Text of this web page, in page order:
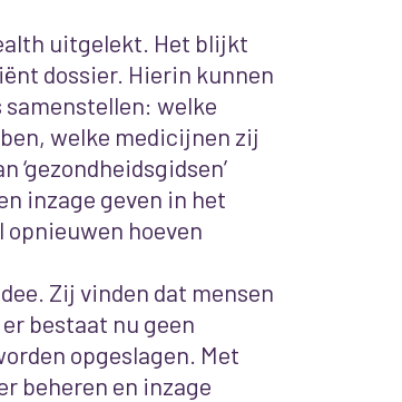
uitgelekt. Het blijkt
dossier. Hierin kunnen
welke
welke medicijnen zij
‘gezondheidsgidsen’
inzage geven in het
opnieuwen hoeven
Zij vinden dat mensen
bestaat nu geen
opgeslagen. Met
beheren en inzage